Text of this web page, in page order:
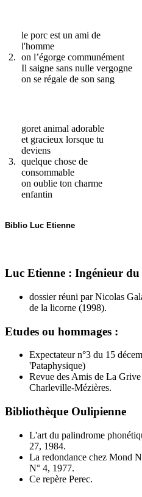
2.
le porc est un ami de
l'homme
on l’égorge communément
Il saigne sans nulle vergogne
on se régale de son sang
3.
goret animal adorable
et gracieux lorsque tu
deviens
quelque chose de
consommable
on oublie ton charme
enfantin
Biblio Luc Etienne
Luc Etienne : Ingénieur du
dossier réuni par Nicolas
de la licorne (1998).
Etudes ou hommages :
Expectateur n°3 du 15
'Pataphysique)
Revue des Amis de La
Charleville-Mézières.
Bibliothèque Oulipienne
L'art du palindrome
27, 1984.
La redondance chez Mond
N° 4, 1977.
Ce repère Perec.